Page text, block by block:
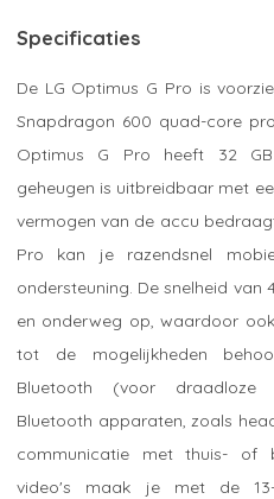
Specificaties
De LG Optimus G Pro is
Snapdragon 600 quad-core
Optimus G Pro heeft 32
geheugen is uitbreidbaar met
vermogen van de accu
Pro kan je razendsnel
ondersteuning. De snelheid van
en onderweg op, waardoor
tot de mogelijkheden
Bluetooth (voor draadloze
Bluetooth apparaten, zoals
communicatie met thuis- of
video's maak je met de